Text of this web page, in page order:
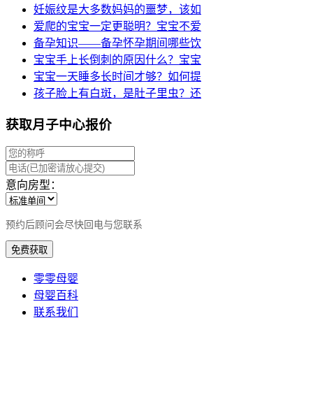
妊娠纹是大多数妈妈的噩梦，该如
爱爬的宝宝一定更聪明？宝宝不爱
备孕知识——备孕怀孕期间哪些饮
宝宝手上长倒刺的原因什么？宝宝
宝宝一天睡多长时间才够？如何提
孩子脸上有白斑，是肚子里虫？还
获取月子中心报价
意向房型：
预约后顾问会尽快回电与您联系
免费获取
零零母婴
母婴百科
联系我们